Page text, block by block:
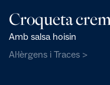
Croqueta
Amb salsa hoisin
Al·lèrgens i Traces >